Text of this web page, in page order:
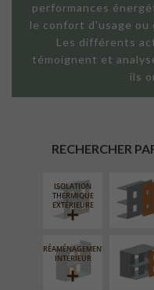
performances
le confort d'usage ou
Les différents
témoignent et
ils
RECHERCHER
ISOLATION
THERMIQUE
EXTÉRIEURE
RÉAMÉNAGEMENT
INTÉRIEUR
FERMETURE
LOGGIAS